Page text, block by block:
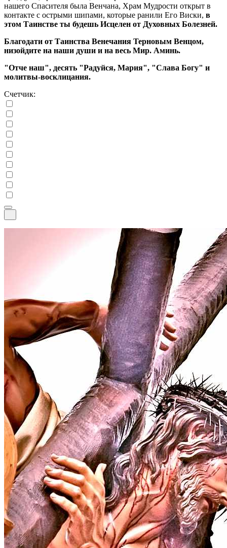
нашего Спасителя была Венчана, Храм Мудрости открыт в
контакте с острыми шипами, которые ранили Его Виски, в
этом Таинстве ты будешь Исцелен от Духовных Болезней.
Благодати от Таинства Венечания Терновым Венцом,
низойдите на наши души и на весь Мир. Аминь.
"Отче наш", десять "Радуйся, Мария", "Слава Богу" и
молитвы-восклицания.
Счетчик: